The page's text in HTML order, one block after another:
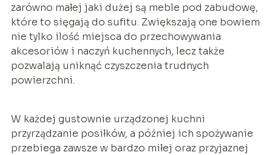
zarówno małej jaki dużej są meble pod zabudowę,
które to sięgają do sufitu. Zwiększają one bowiem
nie tylko ilość miejsca do przechowywania
akcesoriów i naczyń kuchennych, lecz także
pozwalają uniknąć czyszczenia trudnych
powierzchni.
W każdej gustownie urządzonej kuchni
przyrządzanie posiłków, a później ich spożywanie
przebiega zawsze w bardzo miłej oraz przyjaznej